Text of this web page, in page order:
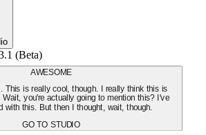
(Beta)
AWESOME
This is really cool, though. I really think this is
Wait, you're actually going to mention this? I've
with this. But then I thought, wait, though.
GO TO STUDIO